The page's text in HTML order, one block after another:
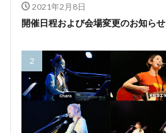
2021年2月8日
開催日程および会場変更のお知らせ